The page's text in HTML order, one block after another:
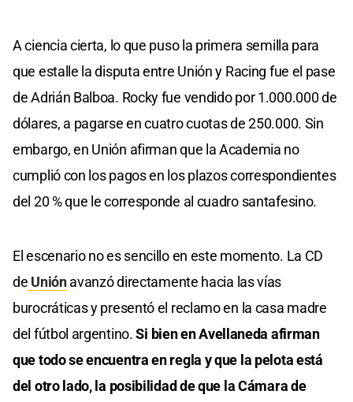
A ciencia cierta, lo que puso la primera semilla para
que estalle la disputa entre Unión y Racing fue el pase
de Adrián Balboa. Rocky fue vendido por 1.000.000 de
dólares, a pagarse en cuatro cuotas de 250.000. Sin
embargo, en Unión afirman que la Academia no
cumplió con los pagos en los plazos correspondientes
del 20 % que le corresponde al cuadro santafesino.
El escenario no es sencillo en este momento. La CD
de Uniónavanzó directamente hacia las vías
burocráticas y presentó el reclamo en la casa madre
del fútbol argentino.Si bien en Avellaneda afirman
que todo se encuentra en regla y que la pelota está
del otro lado, la posibilidad de que la Cámara de